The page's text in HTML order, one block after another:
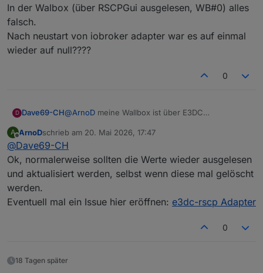
In der Walbox (über RSCPGui ausgelesen, WB#0) alles
falsch.
Nach neustart von iobroker adapter war es auf einmal
wieder auf null????
0
D Dave69-CH@ArnoD meine Wallbox ist über E3DC
zu e3dc.
Habe extra deswegen die Multiconect II
genommen.
Die Werte im E3DC stimmen Total Solar und Total
all
In der Walbox (über RSCPGui ausgelesen, WB#0)
alles falsch.
Nach neustart von iobroker adapter war es auf
A
Offline
ArnoDschrieb am 20. Mai 2026, 17:47
zuletzt editiert von
@Dave69-CH
Ok, normalerweise sollten die Werte wieder ausgelesen
und aktualisiert werden, selbst wenn diese mal gelöscht
werden.
Eventuell mal ein Issue hier eröffnen: e3dc-rscp Adapter
0
18 Tagen später